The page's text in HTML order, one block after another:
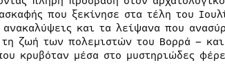
που ξεκίνησε στα τέλη του
ανακαλύψεις και τα λείψανα που
ζωή των πολεμιστών του Βορρά –
κρυβόταν μέσα στο μυστηριώδες